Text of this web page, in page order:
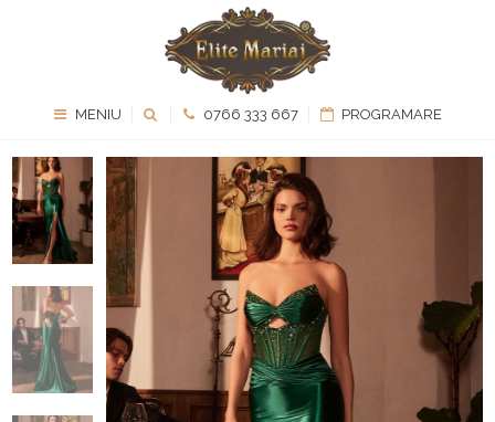
MENIU 0766 333 667 PROGRAMARE